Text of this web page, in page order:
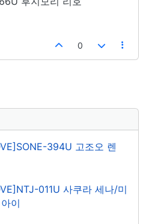
0
394U 고조오 렌
011U 사쿠라 세나/미
이